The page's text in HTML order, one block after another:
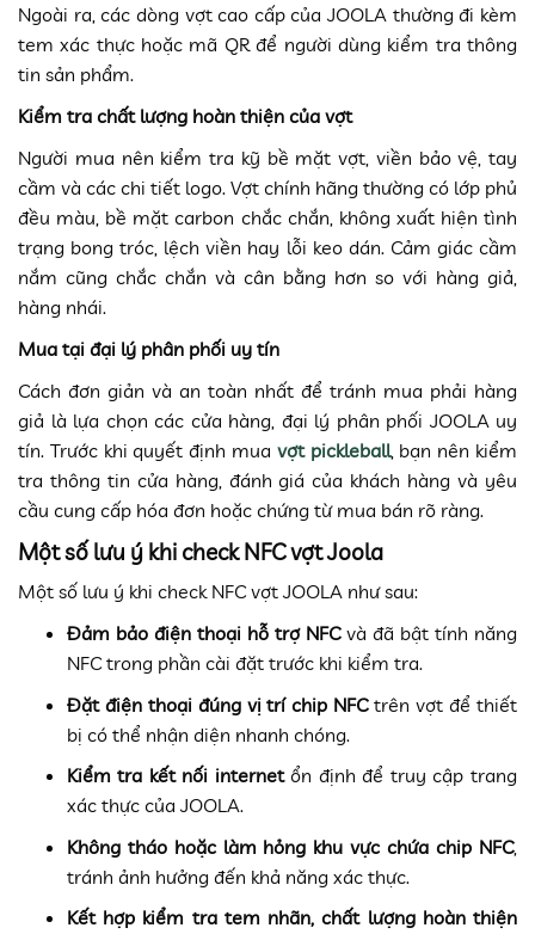
Ngoài ra, các dòng vợt cao cấp của JOOLA thường đi kèm
tem xác thực hoặc mã QR để người dùng kiểm tra thông
tin sản phẩm.
Kiểm tra chất lượng hoàn thiện của vợt
Người mua nên kiểm tra kỹ bề mặt vợt, viền bảo vệ, tay
cầm và các chi tiết logo. Vợt chính hãng thường có lớp phủ
đều màu, bề mặt carbon chắc chắn, không xuất hiện tình
trạng bong tróc, lệch viền hay lỗi keo dán. Cảm giác cầm
nắm cũng chắc chắn và cân bằng hơn so với hàng giả,
hàng nhái.
Mua tại đại lý phân phối uy tín
Cách đơn giản và an toàn nhất để tránh mua phải hàng
giả là lựa chọn các cửa hàng, đại lý phân phối JOOLA uy
tín. Trước khi quyết định mua vợt pickleball, bạn nên kiểm
tra thông tin cửa hàng, đánh giá của khách hàng và yêu
cầu cung cấp hóa đơn hoặc chứng từ mua bán rõ ràng.
Một số lưu ý khi check NFC vợt Joola
Một số lưu ý khi check NFC vợt JOOLA như sau:
Đảm bảo điện thoại hỗ trợ NFCvà đã bật tính năng
NFC trong phần cài đặt trước khi kiểm tra.
Đặt điện thoại đúng vị trí chip NFCtrên vợt để thiết
bị có thể nhận diện nhanh chóng.
Kiểm tra kết nối internetổn định để truy cập trang
xác thực của JOOLA.
Không tháo hoặc làm hỏng khu vực chứa chip NFC,
tránh ảnh hưởng đến khả năng xác thực.
Kết hợp kiểm tra tem nhãn, chất lượng hoàn thiện